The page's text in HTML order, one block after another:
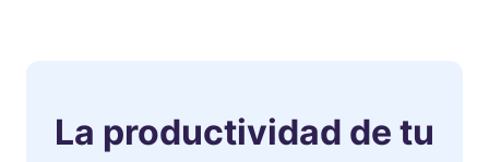
La productividad de tu